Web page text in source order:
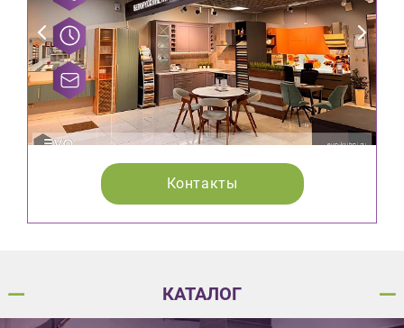
Контакты
КАТАЛОГ